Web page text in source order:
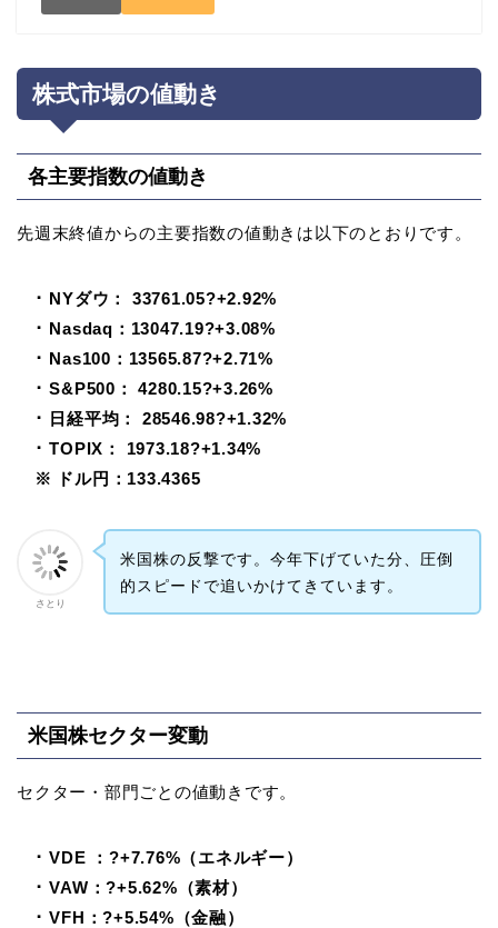
株式市場の値動き
各主要指数の値動き
先週末終値からの主要指数の値動きは以下のとおりです。
･ NYダウ： 33761.05?+2.92%
･ Nasdaq：13047.19?+3.08%
･ Nas100：13565.87?+2.71%
･ S&P500： 4280.15?+3.26%
･ 日経平均： 28546.98?+1.32%
･ TOPIX： 1973.18?+1.34%
※ ドル円：133.4365
さとり
米国株の反撃です。今年下げていた分、圧倒
的スピードで追いかけてきています。
米国株セクター変動
セクター・部門ごとの値動きです。
･ VDE ：?+7.76%（エネルギー）
･ VAW：?+5.62%（素材）
･ VFH：?+5.54%（金融）